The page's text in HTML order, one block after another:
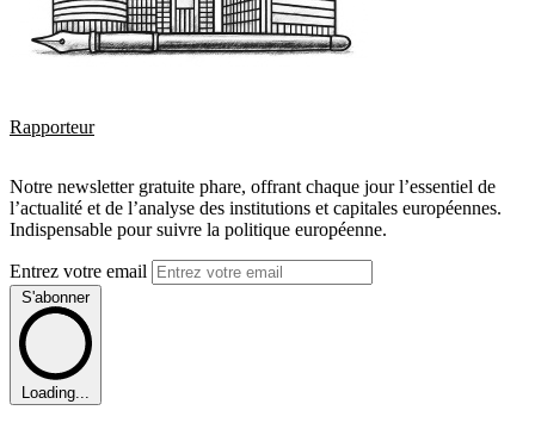
Rapporteur
Notre newsletter gratuite phare, offrant chaque jour l’essentiel de
l’actualité et de l’analyse des institutions et capitales européennes.
Indispensable pour suivre la politique européenne.
Entrez votre email
S'abonner
Loading...